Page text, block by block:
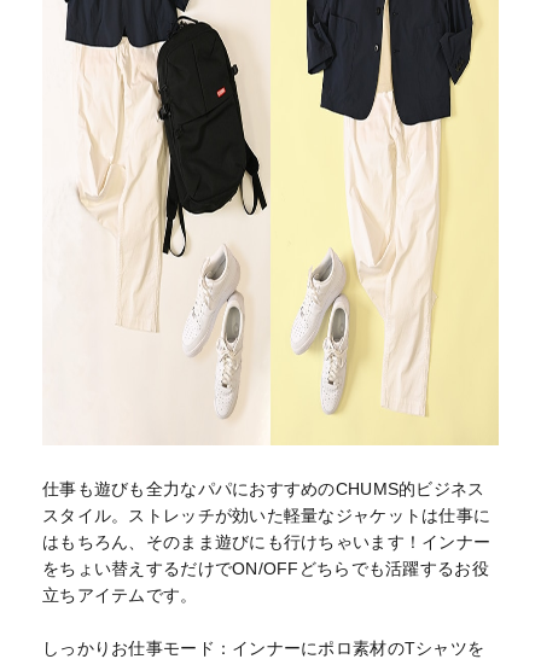
仕事も遊びも全力なパパにおすすめのCHUMS的ビジネス
スタイル。ストレッチが効いた軽量なジャケットは仕事に
はもちろん、そのまま遊びにも行けちゃいます！インナー
をちょい替えするだけでON/OFFどちらでも活躍するお役
立ちアイテムです。
しっかりお仕事モード：インナーにポロ素材のTシャツを